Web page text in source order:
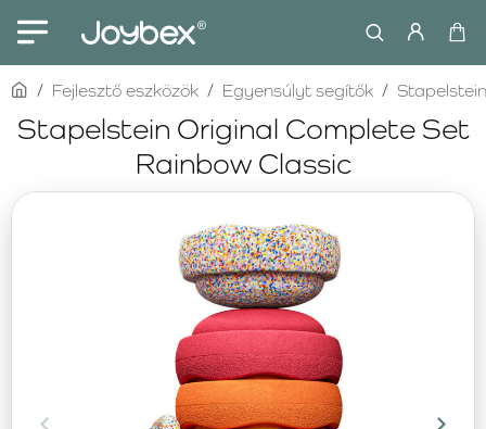
Stapelstein Original Complete Set
Rainbow Classic
homeFejlesztő eszközök Egyensúlyt segítők Stapelstein